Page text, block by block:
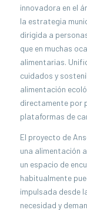
innovadora en el
la estrategia
dirigida a
que en muchas
alimentarias.
cuidados y
alimentación
directamente por
plataformas de
El proyecto de
una alimentación
un espacio de
habitualmente
impulsada desde
necesidad y